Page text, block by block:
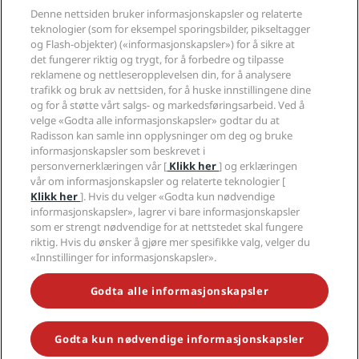
Nye hoteller og hoteller under utvikling
Radisson Hotels APP
Sportsgodkjente hoteller
Familievennlige hoteller
Helse og sikkerhet
Radisson Hotel Group
Presse
Jobb i RHG
Jobb i PPHE
Karriere EHL
The Club by RHG
Utviklingsmuligheter
Ansvarlig virksomhet
Innkjøp
Juridisk
Personvernsenter
Juridisk informasjon
Vilkår og betingelser for Radisson Rewards
Avtale om nettstedsbruk
Digital tilgjengelighet
Erklæring om moderne slaveri
Redegjørelse om våre aktsomhetsvuderinger
Hjelp
Forbrukervarsler
Kontakt
VANLIGE SPØRSMÅL
Sidekart
Sosiale medier
Radisson Hotels-merker
GÅ ALDRI GLIPP AV DE MEST POPULÆRE TILBUDENE VÅRE
© 2026 Radisson Hotel Group.Med enerett. RHG Radisson Hotel
Denne nettsiden bruker informasjonskapsler og relaterte
teknologier (som for eksempel sporingsbilder, pikseltagger
og Flash-objekter) («informasjonskapsler») for å sikre at
det fungerer riktig og trygt, for å forbedre og tilpasse
reklamene og nettleseropplevelsen din, for å analysere
trafikk og bruk av nettsiden, for å huske innstillingene dine
og for å støtte vårt salgs- og markedsføringsarbeid. Ved å
velge «Godta alle informasjonskapsler» godtar du at
Radisson kan samle inn opplysninger om deg og bruke
informasjonskapsler som beskrevet i
personvernerklæringen vår [ Klikk her] og erklæringen
vår om informasjonskapsler og relaterte teknologier [
Klikk her]. Hvis du velger «Godta kun nødvendige
informasjonskapsler», lagrer vi bare informasjonskapsler
som er strengt nødvendige for at nettstedet skal fungere
riktig. Hvis du ønsker å gjøre mer spesifikke valg, velger du
«Innstillinger for informasjonskapsler».
Godta alle informasjonskapsler
Godta kun nødvendige informasjonskapsler